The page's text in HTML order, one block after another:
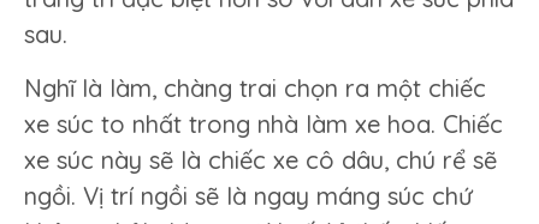
sau.
Nghĩ là làm, chàng trai chọn ra một chiếc
xe súc to nhất trong nhà làm xe hoa. Chiếc
xe súc này sẽ là chiếc xe cô dâu, chú rể sẽ
ngồi. Vị trí ngồi sẽ là ngay máng súc chứ